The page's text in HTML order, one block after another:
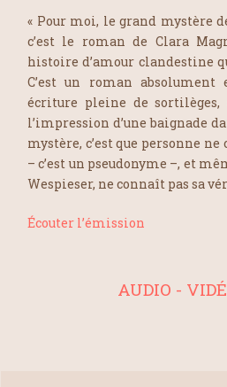
« Pour moi, le grand mystère
c’est le roman de Clara
histoire d’amour clandestine
C’est un roman absolument
écriture pleine de
l’impression d’une baignade
mystère, c’est que personne
– c’est un pseudonyme –, et
Wespieser, ne connaît pas sa
Écouter l’émission
AUDIO -